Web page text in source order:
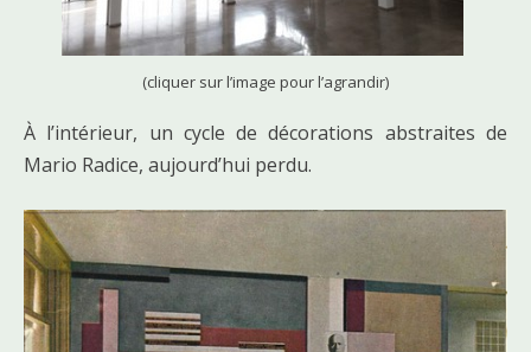
(cliquer sur l’image pour l’agrandir)
À l’intérieur, un cycle de décorations abstraites de
Mario Radice, aujourd’hui perdu.